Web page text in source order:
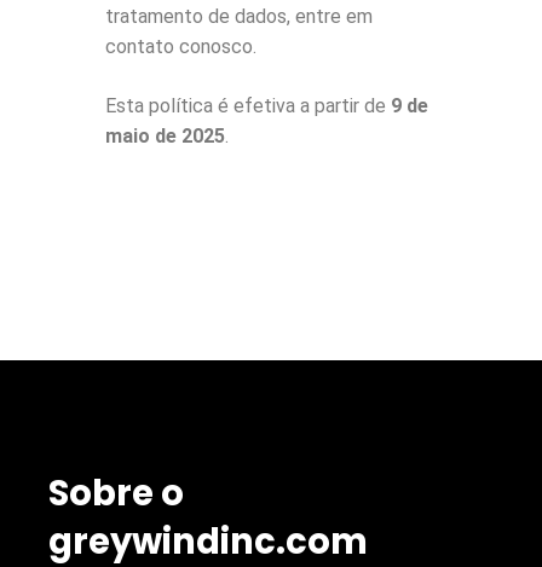
tratamento de dados, entre em
contato conosco.
Esta política é efetiva a partir de 9 de
maio de 2025
Sobre o
greywindinc.com